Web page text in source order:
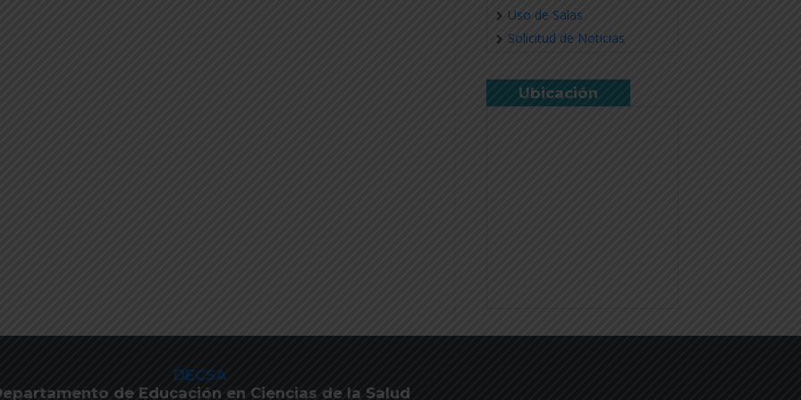
Uso de Salas
Solicitud de Noticias
Ubicación
DECSA
de Educación en Ciencias de la Salud